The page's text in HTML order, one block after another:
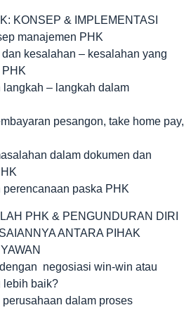
& IMPLEMENTASI
manajemen PHK
kesalahan – kesalahan yang
– langkah dalam
pesangon, take home pay,
dalam dokumen dan
paska PHK
PHK & PENGUNDURAN DIRI
ANTARA PIHAK
negosiasi win-win atau
lebih baik?
dalam proses